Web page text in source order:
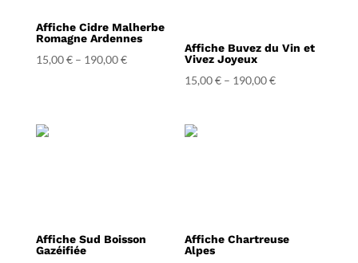
Affiche Cidre Malherbe
Romagne Ardennes
15,00€– 190,00€
Affiche Buvez du Vin et
Vivez Joyeux
15,00€ – 190,00€
Affiche Sud Boisson
Gazéifiée
Affiche Chartreuse
Alpes